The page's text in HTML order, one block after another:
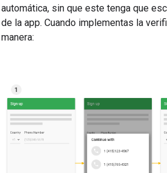
automática, sin que este tenga que
de la app. Cuando implementas la
manera: